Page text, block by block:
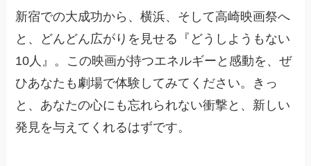
新宿での大成功から、横浜、そして高崎映画祭へ
と、どんどん広がりを見せる『どうしようもない
10人』。この映画が持つエネルギーと感動を、ぜ
ひあなたも劇場で体験してみてください。きっ
と、あなたの心にも忘れられない衝撃と、新しい
発見を与えてくれるはずです。